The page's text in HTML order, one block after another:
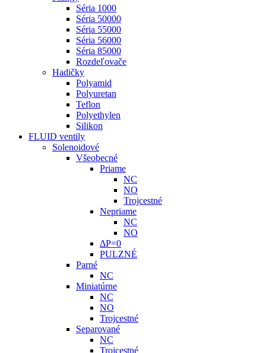
Séria 1000
Séria 50000
Séria 55000
Séria 56000
Séria 85000
Rozdeľovače
Hadičky
Polyamid
Polyuretan
Teflon
Polyethylen
Silikon
FLUID ventily
Solenoidové
Všeobecné
Priame
NC
NO
Trojcestné
Nepriame
NC
NO
ΔP=0
PULZNÉ
Parné
NC
Miniatúrne
NC
NO
Trojcestné
Separované
NC
Trojcestné